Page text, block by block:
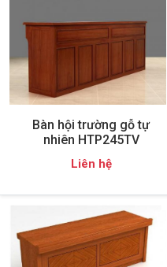
Bàn hội trường gỗ tự
nhiên HTP245TV
Liên hệ